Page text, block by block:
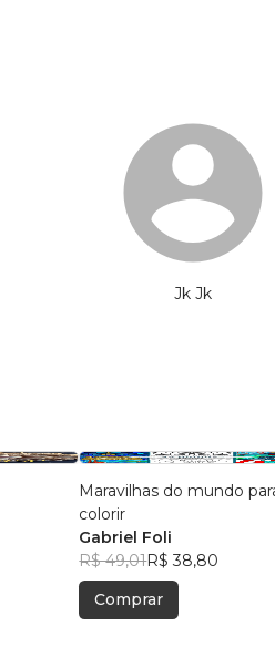
Jk Jk
Maravilhas do mundo
colorir
Gabriel Foli
R$ 49,01R$ 38,80
Comprar